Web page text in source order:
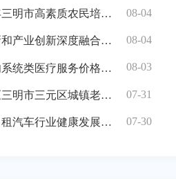
三明市农业农村局关于征求《2026年三明市高素质农民培育项目（中央资金）实施方案（征求意见稿）》意见的公告 08-04
关于公开征求《三明市推动科技创新和产业创新深度融合行动计划（2026-2028年，征求意见稿）》 意见建议的公告 08-04
三明市医疗保障局关于征求骨骼肌肉系统类医疗服务价格项目意见建议的通知 08-03
三明市住房和城乡建设局关于征求《三明市三元区城镇老旧危旧房屋自主更新改造工作实施方案（征求意见稿）》意见的通知 07-31
关于公开征求《关于深化改革推进出租汽车行业健康发展的实施意见（征求意见稿）》意见建议的公告 07-30